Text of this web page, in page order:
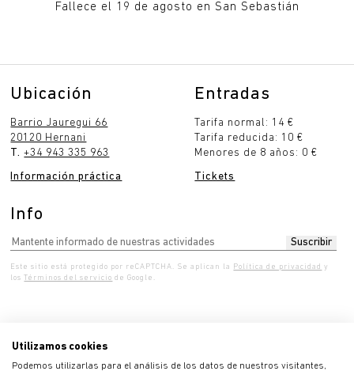
Fallece el 19 de agosto en San Sebastián
Ubicación
Barrio Jauregui 66
20120 Hernani
T.+34 943 335 963
Información práctica
Entradas
Tarifa normal: 14 €
Tarifa reducida: 10 €
Menores de 8 años: 0 €
Tickets
Info
Este sitio está protegido por reCAPTCHA. Se aplican la Política de privacidad y
losTérminos del servicio de Google.
Utilizamos cookies
Podemos utilizarlas para el análisis de los datos de nuestros visitantes,